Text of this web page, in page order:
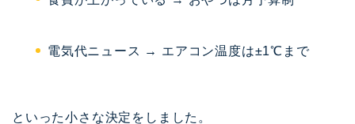
電気代ニュース → エアコン温度は±1℃まで
といった小さな決定をしました。